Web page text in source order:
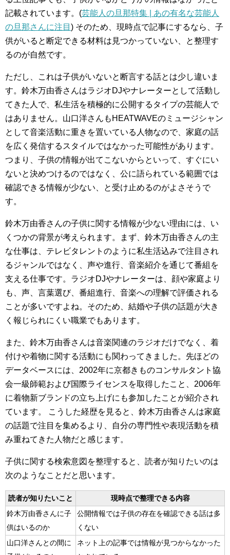
記載されています。(芸能人の旦那特集 | あの有名な芸能人
の旦那さんに注目 ) そのため、現時点で記事にするなら、子
供がいると断定できる材料は見つかっていない、と整理す
るのが自然です。
ただし、これは子供がいないと断言する話とは少し違いま
す。鈴木万由香さんはラジオDJやナレーターとして活動し
てきた人で、私生活を積極的に公開するタイプの芸能人で
はありません。山口洋さんもHEATWAVEのミュージシャン
として音楽活動に重きを置いている人物なので、家庭の話
を広く発信するスタイルではなかった可能性があります。
つまり、子供の情報が出てこないからといって、すぐにい
ないと決めつけるのではなく、公に語られている範囲では
確認できる情報が少ない、と受け止めるのがよさそうで
す。
鈴木万由香さんの子供に関する情報が少ない理由には、い
くつかの背景が考えられます。まず、鈴木万由香さんの主
な仕事は、テレビタレントのように私生活込みで注目され
るジャンルではなく、声や進行、音楽紹介を通じて番組を
支える仕事です。ラジオDJやナレーターは、顔や家庭より
も、声、言葉選び、番組進行、音楽への理解で評価される
ことが多いですよね。そのため、結婚や子供の話題が大き
く報じられにくい職業でもあります。
また、鈴木万由香さんは音楽関連のラジオだけでなく、着
付けや着物に関する活動にも関わってきました。先ほどの
データベースには、2002年に京都きものコンサルタント協
会一級師範および国際ライセンスを取得したこと、2006年
に着物新ブランドの立ち上げにも参加したことが紹介され
ています。 こうした経歴を見ると、鈴木万由香さんは家庭
の話題で注目を集めるより、自分の専門性や表現活動を積
み重ねてきた人物だと感じます。
子供に関する検索意図を整理すると、読者が知りたいのは
次のようなことだと思います。
読者が知りたいこと
現時点で整理できる内容
鈴木万由香さんに子
供はいるのか
公開情報では子供の存在を確認できる話は多
くない
山口洋さんとの間に
ネット上の記事では情報が見つからなかった